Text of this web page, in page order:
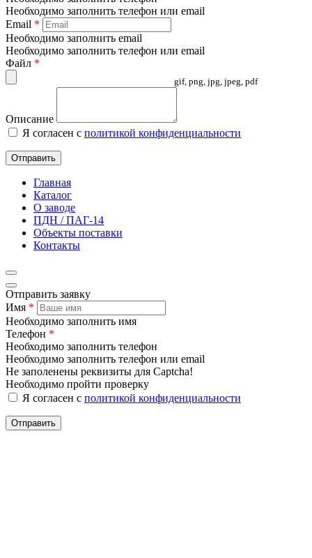
Необходимо заполнить телефон или email
Email *
Необходимо заполнить email
Необходимо заполнить телефон или email
Файл *
gif, png, jpg, jpeg, pdf
Описание
Я согласен с политикой конфиденциальности
Отправить
Главная
Каталог
О заводе
ПДН / ПАГ-14
Объекты поставки
Контакты
Отправить заявку
Имя *
Необходимо заполнить имя
Телефон *
Необходимо заполнить телефон
Необходимо заполнить телефон или email
Не заполенены реквизиты для Captcha!
Необходимо пройти проверку
Я согласен с политикой конфиденциальности
Отправить